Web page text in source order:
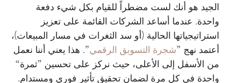
الجيد هو أنك لست مضطراً للقيام بكل شيء دفعة
واحدة. عندما أساعد الشركات القائمة على تعزيز
استراتيجياتها الحالية (أو سد الثغرات في مسار المبيعات)،
أعتمد نهج ”شجرة التسويق الرقمي”. هذا يعني أننا نعمل
من الأسفل إلى الأعلى، حيث نركز على تحسين ”ثمرة“
واحدة في كل مرة لضمان تحقيق تأثير فوري ومستدام.